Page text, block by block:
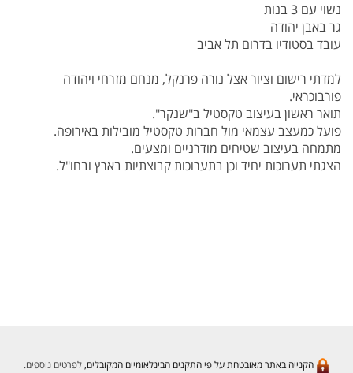
נשוי עם 3 בנות
גר באבן יהודה
עובד בסטודיו בדרום תל אביב
למדתי רישום וציור אצל נורה פרנקל, מנחם מזרחי ויהודה
פורבוכראי.
תואר ראשון בעיצוב טקסטיל ב"שנקר".
פועל כמעצב עצמאי מול חברות טקסטיל מובילות באירופה.
מתמחה בעיצוב שטיחים מודרניים ומצעים.
הצגתי תערוכות יחיד וכן בתערוכות קבוצתיות בארץ ובחו"ל.
הקנייה באתר מאובטחת על פי התקנים הבינלאומיים המקובלים,לפרטים נוספים.